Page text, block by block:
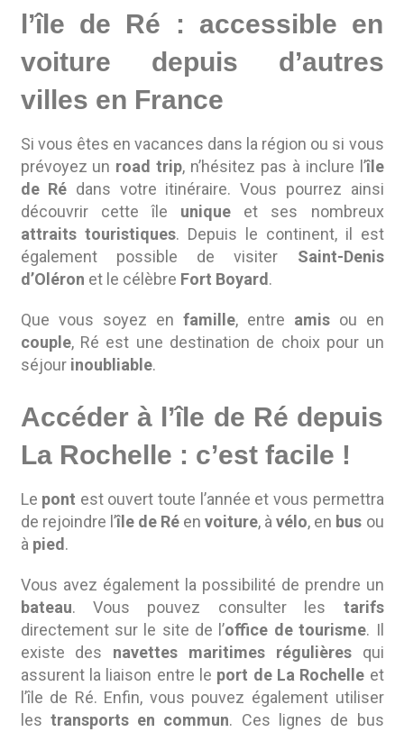
l’île de Ré : accessible en
voiture depuis d’autres
villes en France
Si vous êtes en vacances dans la région ou si vous
prévoyez un road trip, n’hésitez pas à inclure l’île
de Ré dans votre itinéraire. Vous pourrez ainsi
découvrir cette île unique et ses nombreux
attraits touristiques. Depuis le continent, il est
également possible de visiter Saint-Denis
d’Oléron et le célèbre Fort Boyard .
Que vous soyez en famille, entre amisou en
couple, Ré est une destination de choix pour un
séjour inoubliable.
Accéder à l’île de Ré depuis
La Rochelle : c’est facile !
Le pont est ouvert toute l’année et vous permettra
de rejoindre l’île de Réenvoiture, àvélo, en bus ou
à pied .
Vous avez également la possibilité de prendre un
bateau. Vous pouvez consulter les tarifs
directement sur le site de l’office de tourisme. Il
existe des navettes maritimes régulièresqui
assurent la liaison entre le port de La Rochelle et
l’île de Ré. Enfin, vous pouvez également utiliser
les transports en commun. Ces lignes de bus